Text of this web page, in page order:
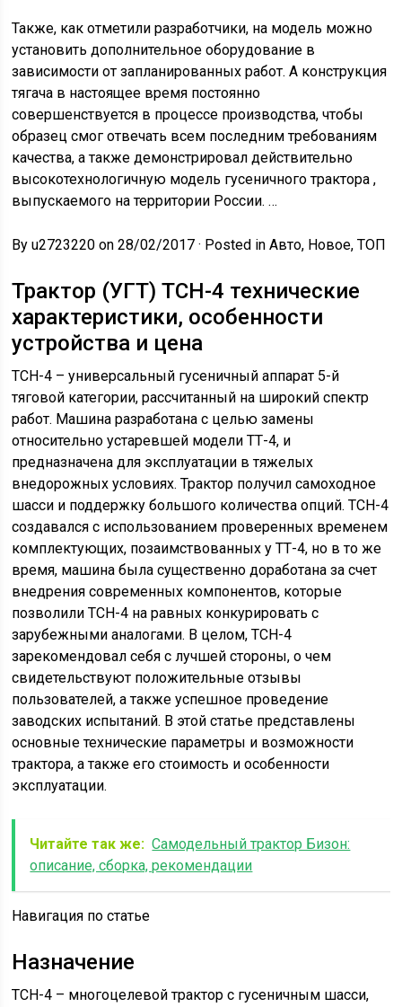
Также, как отметили разработчики, на модель можно
установить дополнительное оборудование в
зависимости от запланированных работ. А конструкция
тягача в настоящее время постоянно
совершенствуется в процессе производства, чтобы
образец смог отвечать всем последним требованиям
качества, а также демонстрировал действительно
высокотехнологичную модель гусеничного трактора ,
выпускаемого на территории России. …
By u2723220 on 28/02/2017 · Posted in Авто, Новое, ТОП
Трактор (УГТ) ТСН-4 технические
характеристики, особенности
устройства и цена
ТСН-4 – универсальный гусеничный аппарат 5-й
тяговой категории, рассчитанный на широкий спектр
работ. Машина разработана с целью замены
относительно устаревшей модели ТТ-4, и
предназначена для эксплуатации в тяжелых
внедорожных условиях. Трактор получил самоходное
шасси и поддержку большого количества опций. ТСН-4
создавался с использованием проверенных временем
комплектующих, позаимствованных у ТТ-4, но в то же
время, машина была существенно доработана за счет
внедрения современных компонентов, которые
позволили ТСН-4 на равных конкурировать с
зарубежными аналогами. В целом, ТСН-4
зарекомендовал себя с лучшей стороны, о чем
свидетельствуют положительные отзывы
пользователей, а также успешное проведение
заводских испытаний. В этой статье представлены
основные технические параметры и возможности
трактора, а также его стоимость и особенности
эксплуатации.
Читайте так же: Самодельный трактор Бизон:
описание, сборка, рекомендации
Навигация по статье
Назначение
ТСН-4 – многоцелевой трактор с гусеничным шасси,